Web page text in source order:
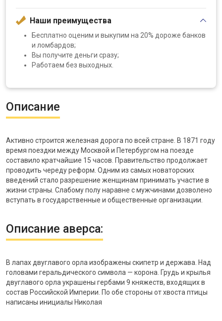
Наши преимущества
Бесплатно оценим и выкупим на 20% дороже банков
и ломбардов;
Вы получите деньги сразу;
Работаем без выходных.
Описание
Активно строится железная дорога по всей стране. В 1871 году
время поездки между Москвой и Петербургом на поезде
составило кратчайшие 15 часов. Правительство продолжает
проводить череду реформ. Одним из самых новаторских
введений стало разрешение женщинам принимать участие в
жизни страны. Слабому полу наравне с мужчинами дозволено
вступать в государственные и общественные организации.
Описание аверса:
В лапах двуглавого орла изображены скипетр и держава. Над
головами геральдического символа — корона. Грудь и крылья
двуглавого орла украшены гербами 9 княжеств, входящих в
состав Российской Империи. По обе стороны от хвоста птицы
написаны инициалы Николая